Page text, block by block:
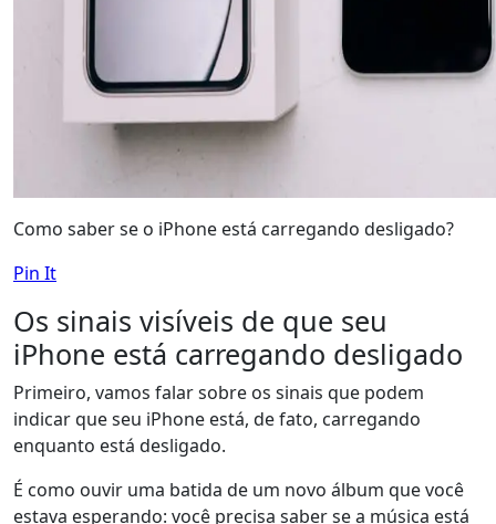
Como saber se o iPhone está carregando desligado?
Pin It
Os sinais visíveis de que seu
iPhone está carregando desligado
Primeiro, vamos falar sobre os sinais que podem
indicar que seu iPhone está, de fato, carregando
enquanto está desligado.
É como ouvir uma batida de um novo álbum que você
estava esperando: você precisa saber se a música está